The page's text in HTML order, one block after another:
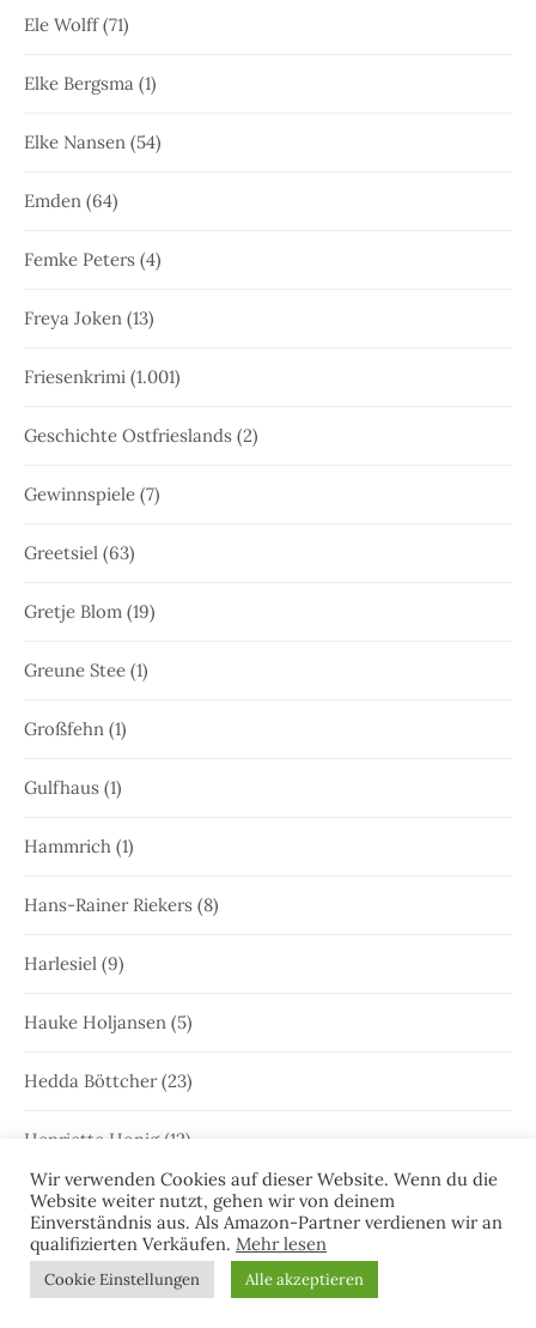
Ele Wolff(71)
Elke Bergsma (1)
Elke Nansen (54)
Emden (64)
Femke Peters (4)
Freya Joken (13)
Friesenkrimi (1.001)
Geschichte Ostfrieslands (2)
Gewinnspiele (7)
Greetsiel (63)
Gretje Blom (19)
Greune Stee (1)
Großfehn (1)
Gulfhaus (1)
Hammrich (1)
Hans-Rainer Riekers (8)
Harlesiel (9)
Hauke Holjansen (5)
Hedda Böttcher(23)
Henriette Honig(12)
Heringstage(1)
Hooksiel(1)
Wir verwenden Cookies auf dieser Website. Wenn du die
Website weiter nutzt, gehen wir von deinem
Einverständnis aus. Als Amazon-Partner verdienen wir an
qualifizierten Verkäufen. Mehr lesen
Cookie Einstellungen Alle akzeptieren